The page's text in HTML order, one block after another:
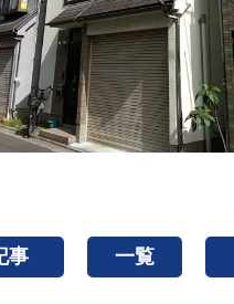
事 一覧